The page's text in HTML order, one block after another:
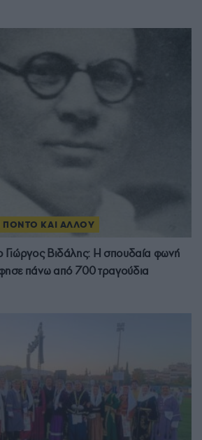
ΠΟΝΤΟ ΚΑΙ ΑΛΛΟΥ
Γιώργος Βιδάλης: Η σπουδαία φωνή
πάνω από 700 τραγούδια